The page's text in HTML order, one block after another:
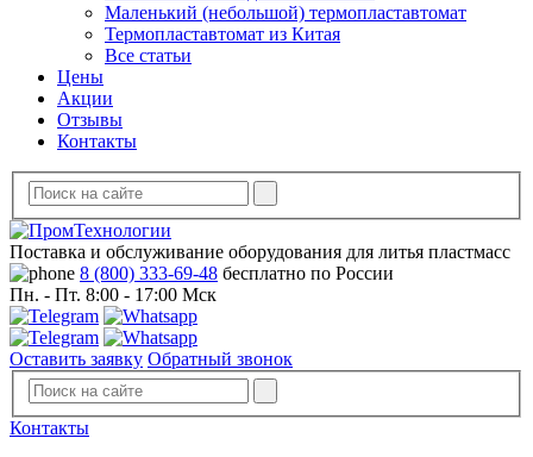
Маленький (небольшой) термопластавтомат
Термопластавтомат из Китая
Все статьи
Цены
Акции
Отзывы
Контакты
Поставка и обслуживание оборудования для литья пластмасс
8 (800) 333-69-48 бесплатно по России
Пн. - Пт. 8:00 - 17:00 Мск
Оставить заявку Обратный звонок
Контакты